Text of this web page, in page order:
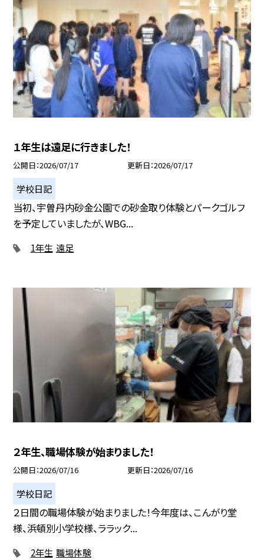
１年生は遠足に行きました！
公開日 2026/07/17 更新日 2026/07/17
学校日記
当初、宇曽丹内砂金公園での砂金取り体験とパークゴルフ
を予定していましたが、WBG...
1年生 遠足
２年生、職場体験が始まりました！
公開日 2026/07/16 更新日 2026/07/16
学校日記
２日間の職場体験が始まりました！今年度は、こんがり堂
様、浜頓別小学校様、ララック...
2年生 職場体験